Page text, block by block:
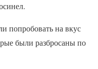
попробовать на вкус
были разбросаны по